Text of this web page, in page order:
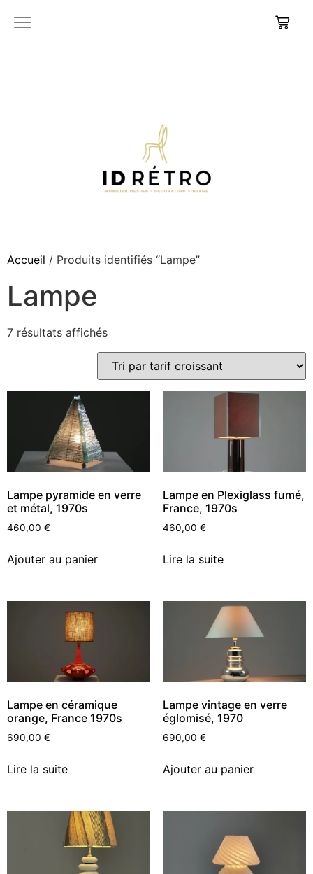
Accueil / Produits identifiés “Lampe”
Lampe
7 résultats affichés
Lampe pyramide en verre
et métal, 1970s
460,00 €
Ajouter au panier
Lampe en Plexiglass fumé,
France, 1970s
460,00 €
Lire la suite
Lampe en céramique
orange, France 1970s
690,00 €
Lire la suite
Lampe vintage en verre
églomisé, 1970
690,00 €
Ajouter au panier